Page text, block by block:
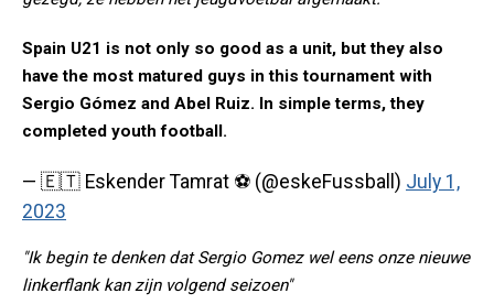
Spain U21 is not only so good as a unit, but they also
have the most matured guys in this tournament with
Sergio Gómez and Abel Ruiz. In simple terms, they
completed youth football.
— 🇪🇹 Eskender Tamrat ⚽️ (@eskeFussball) July 1,
2023
"Ik begin te denken dat Sergio Gomez wel eens onze nieuwe
linkerflank kan zijn volgend seizoen"